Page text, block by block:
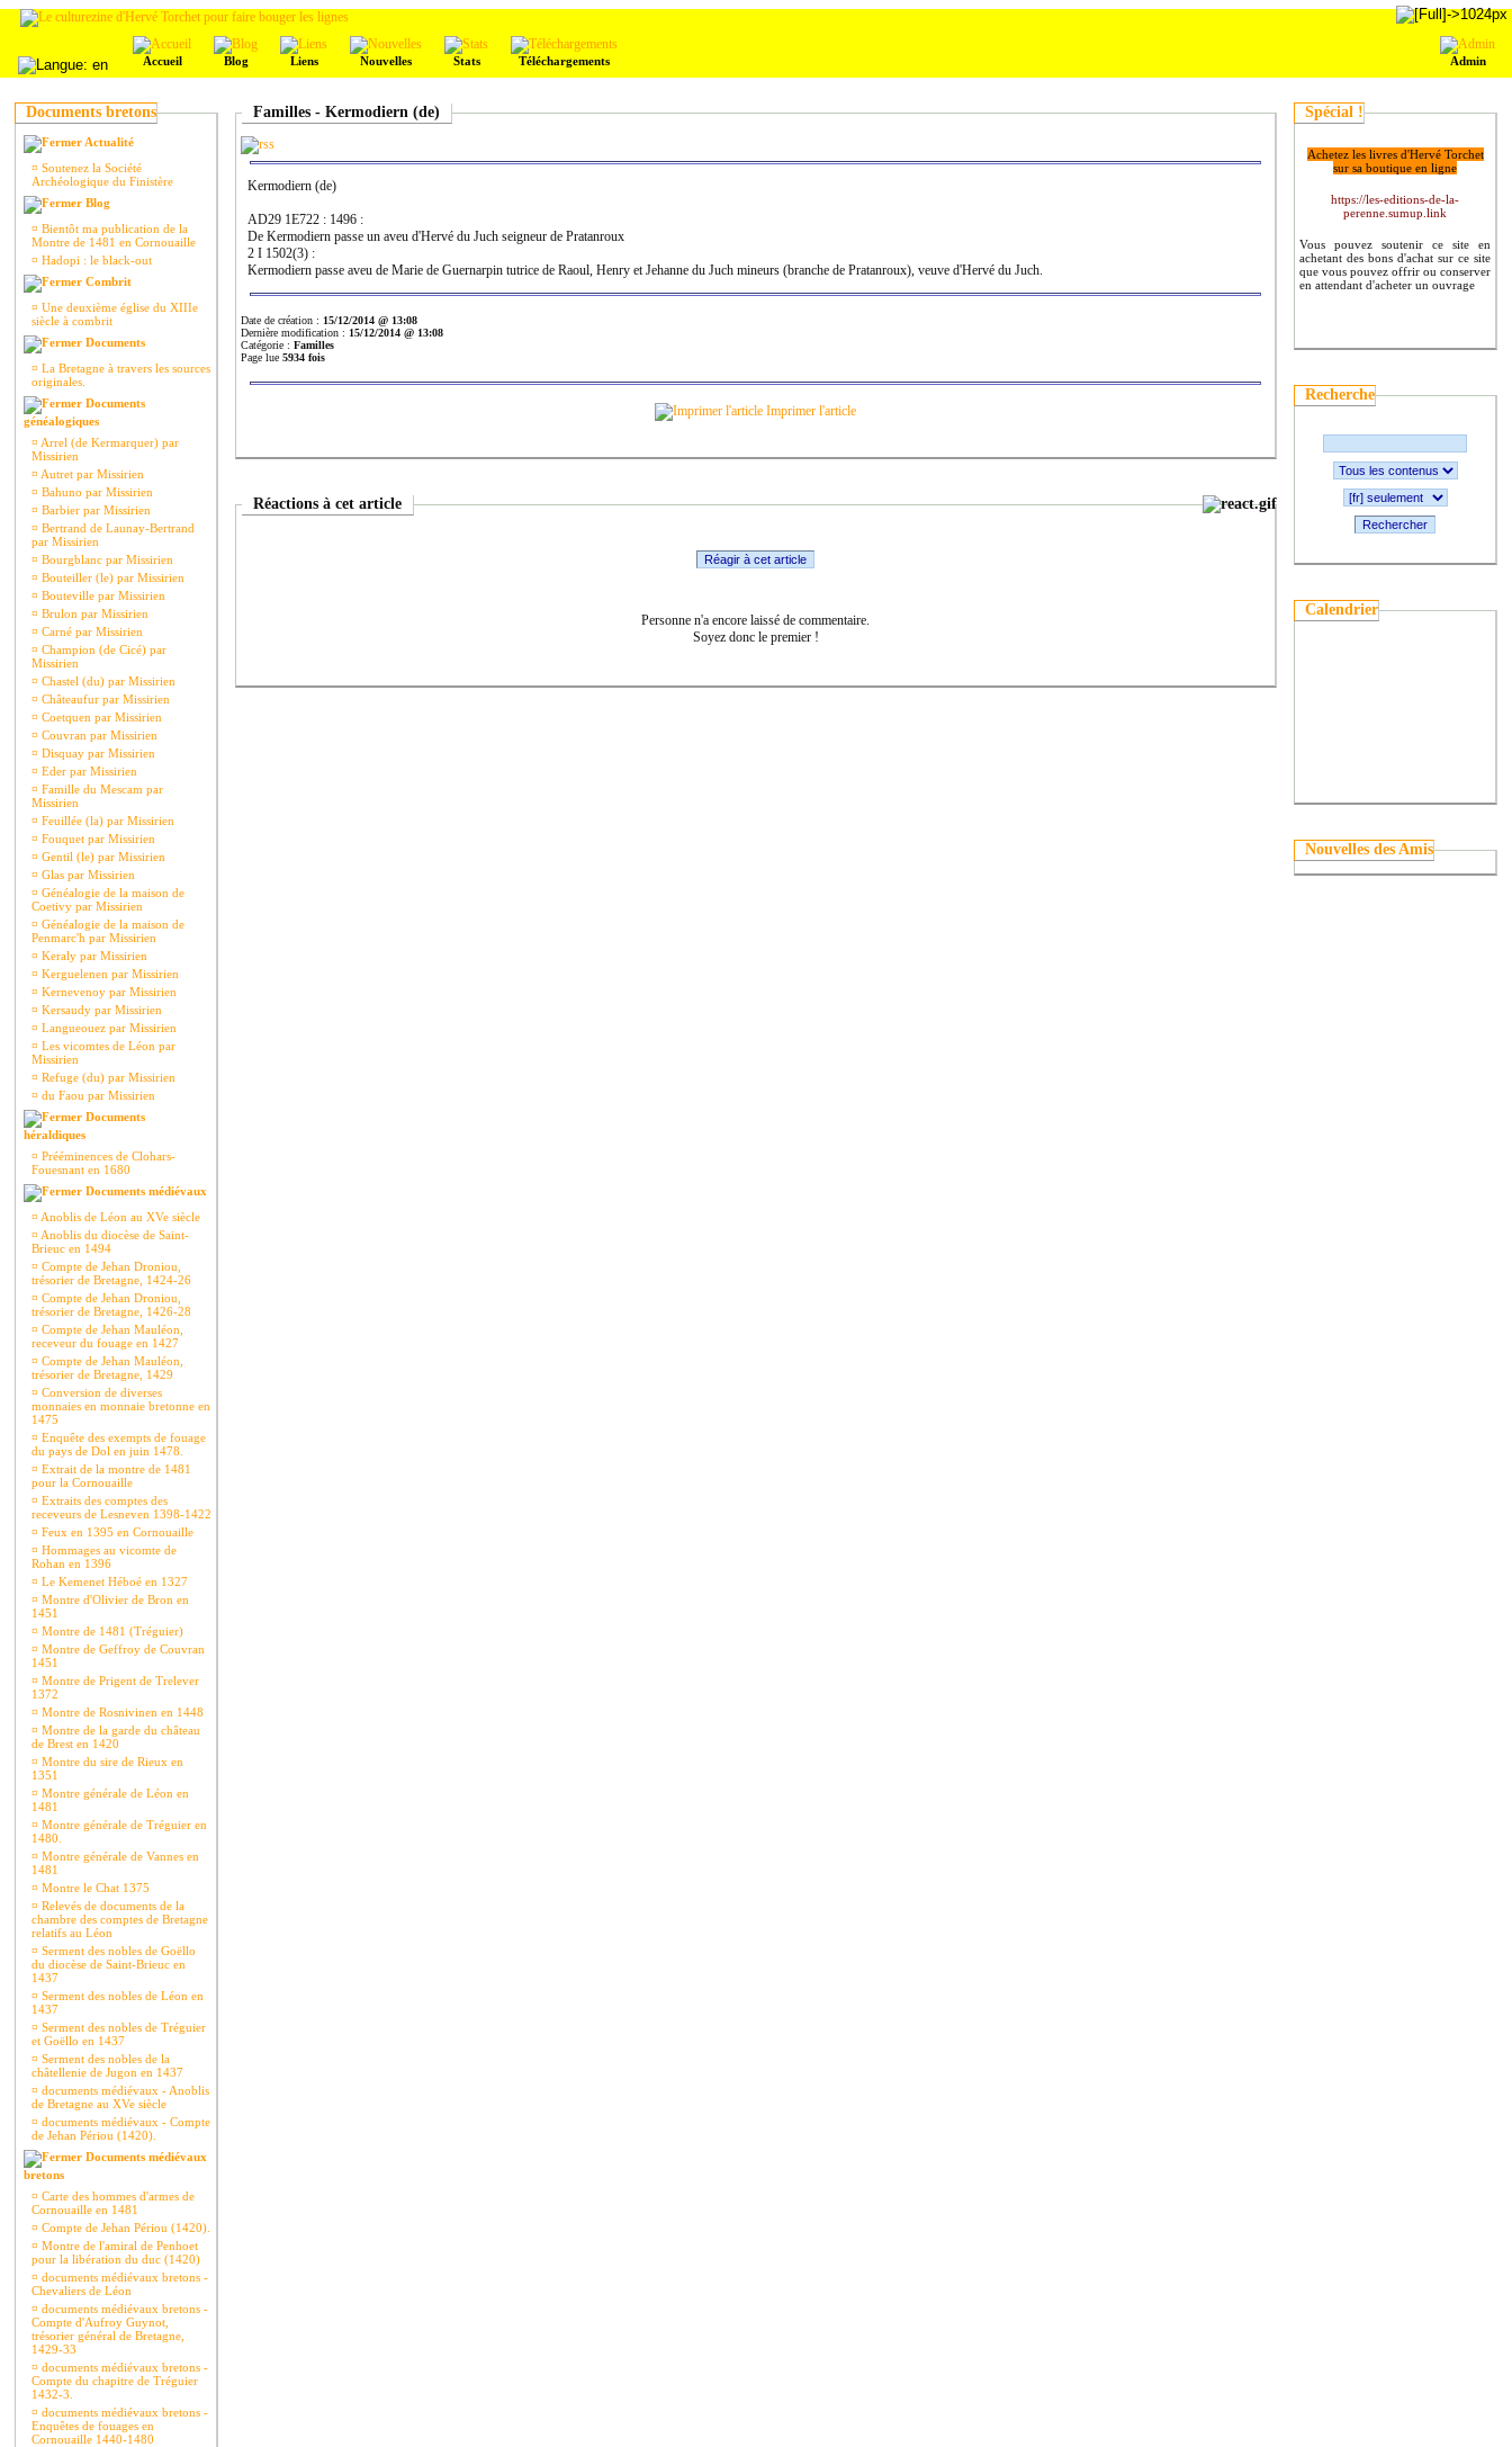
Admin
Accueil Blog Liens Nouvelles Stats Téléchargements
Documents bretons
Actualité
¤ Soutenez la Société
Archéologique du Finistère
Blog
¤ Bientôt ma publication de la
Montre de 1481 en Cornouaille
¤ Hadopi : le black-out
Combrit
¤ Une deuxième église du XIIIe
siècle à combrit
Documents
¤ La Bretagne à travers les sources
originales.
Documents
généalogiques
¤ Arrel (de Kermarquer) par
Missirien
¤ Autret par Missirien
¤ Bahuno par Missirien
¤ Barbier par Missirien
¤ Bertrand de Launay-Bertrand
par Missirien
¤ Bourgblanc par Missirien
¤ Bouteiller (le) par Missirien
¤ Bouteville par Missirien
¤ Brulon par Missirien
¤ Carné par Missirien
¤ Champion (de Cicé) par
Missirien
¤ Chastel (du) par Missirien
¤ Châteaufur par Missirien
¤ Coetquen par Missirien
¤ Couvran par Missirien
¤ Disquay par Missirien
¤ Eder par Missirien
¤ Famille du Mescam par
Missirien
¤ Feuillée (la) par Missirien
¤ Fouquet par Missirien
¤ Gentil (le) par Missirien
¤ Glas par Missirien
¤ Généalogie de la maison de
Coetivy par Missirien
¤ Généalogie de la maison de
Penmarc'h par Missirien
¤ Keraly par Missirien
¤ Kerguelenen par Missirien
¤ Kernevenoy par Missirien
¤ Kersaudy par Missirien
¤ Langueouez par Missirien
¤ Les vicomtes de Léon par
Missirien
¤ Refuge (du) par Missirien
¤ du Faou par Missirien
Documents
héraldiques
¤ Prééminences de Clohars-
Fouesnant en 1680
Documents médiévaux
¤ Anoblis de Léon au XVe siècle
¤ Anoblis du diocèse de Saint-
Brieuc en 1494
¤ Compte de Jehan Droniou,
trésorier de Bretagne, 1424-26
¤ Compte de Jehan Droniou,
trésorier de Bretagne, 1426-28
¤ Compte de Jehan Mauléon,
receveur du fouage en 1427
¤ Compte de Jehan Mauléon,
trésorier de Bretagne, 1429
¤ Conversion de diverses
monnaies en monnaie bretonne en
1475
¤ Enquête des exempts de fouage
du pays de Dol en juin 1478.
¤ Extrait de la montre de 1481
pour la Cornouaille
¤ Extraits des comptes des
receveurs de Lesneven 1398-1422
¤ Feux en 1395 en Cornouaille
¤ Hommages au vicomte de
Rohan en 1396
¤ Le Kemenet Héboé en 1327
¤ Montre d'Olivier de Bron en
1451
¤ Montre de 1481 (Tréguier)
¤ Montre de Geffroy de Couvran
1451
¤ Montre de Prigent de Trelever
1372
¤ Montre de Rosnivinen en 1448
¤ Montre de la garde du château
de Brest en 1420
¤ Montre du sire de Rieux en
1351
¤ Montre générale de Léon en
1481
¤ Montre générale de Tréguier en
1480.
¤ Montre générale de Vannes en
1481
¤ Montre le Chat 1375
¤ Relevés de documents de la
chambre des comptes de Bretagne
relatifs au Léon
¤ Serment des nobles de Goëllo
du diocèse de Saint-Brieuc en
1437
¤ Serment des nobles de Léon en
1437
¤ Serment des nobles de Tréguier
et Goëllo en 1437
¤ Serment des nobles de la
châtellenie de Jugon en 1437
¤ documents médiévaux - Anoblis
de Bretagne au XVe siècle
¤ documents médiévaux - Compte
de Jehan Périou (1420).
Documents médiévaux
bretons
¤ Carte des hommes d'armes de
Cornouaille en 1481
¤ Compte de Jehan Périou (1420).
¤ Montre de l'amiral de Penhoet
pour la libération du duc (1420)
¤ documents médiévaux bretons -
Chevaliers de Léon
¤ documents médiévaux bretons -
Compte d'Aufroy Guynot,
trésorier général de Bretagne,
1429-33
¤ documents médiévaux bretons -
Compte du chapitre de Tréguier
1432-3.
¤ documents médiévaux bretons -
Enquêtes de fouages en
Cornouaille 1440-1480
Familles - Kermodiern (de)
Kermodiern (de)
AD29 1E722 : 1496 :
De Kermodiern passe un aveu d'Hervé du Juch seigneur de Pratanroux
2 I 1502(3) :
Kermodiern passe aveu de Marie de Guernarpin tutrice de Raoul, Henry et Jehanne du Juch mineurs (branche de Pratanroux), veuve d'Hervé du Juch.
Date de création : 15/12/2014 @ 13:08
Dernière modification : 15/12/2014 @ 13:08
Catégorie : Familles
Page lue 5934 fois
Imprimer l'article
Réactions à cet article
Réagir à cet article
Personne n'a encore laissé de commentaire.
Soyez donc le premier !
Spécial !
Achetez les livres d'Hervé Torchet
sur sa boutique en ligne
https://les-editions-de-la-
perenne.sumup.link
Vous pouvez soutenir ce site en
achetant des bons d'achat sur ce site
que vous pouvez offrir ou conserver
en attendant d'acheter un ouvrage
Recherche
Rechercher
Calendrier
Nouvelles des Amis